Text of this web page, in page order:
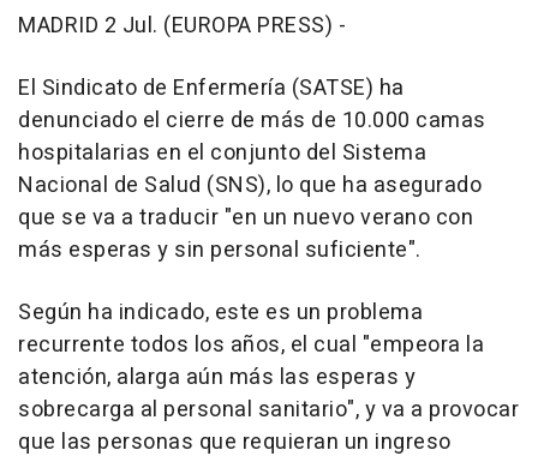
MADRID 2 Jul. (EUROPA PRESS) -
El Sindicato de Enfermería (SATSE) ha
denunciado el cierre de más de 10.000 camas
hospitalarias en el conjunto del Sistema
Nacional de Salud (SNS), lo que ha asegurado
que se va a traducir "en un nuevo verano con
más esperas y sin personal suficiente".
Según ha indicado, este es un problema
recurrente todos los años, el cual "empeora la
atención, alarga aún más las esperas y
sobrecarga al personal sanitario", y va a provocar
que las personas que requieran un ingreso